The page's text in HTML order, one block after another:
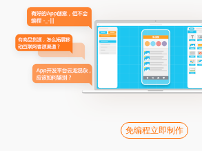
免编程立即制作